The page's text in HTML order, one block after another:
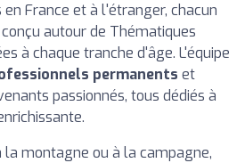
France et à l'étranger, chacun
autour de Thématiques
à chaque tranche d'âge. L'équipe
permanents et
passionnés, tous dédiés à
la montagne ou à la campagne,